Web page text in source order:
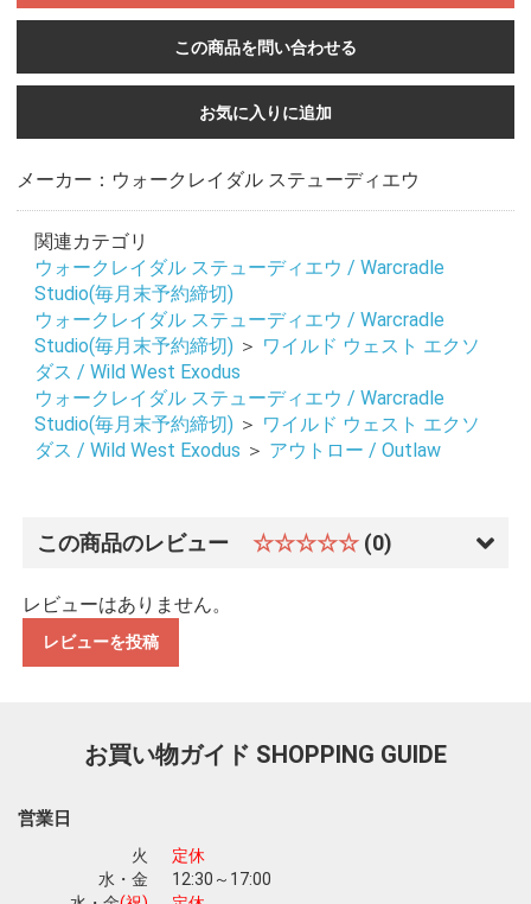
この商品を問い合わせる
お買い物を続ける
お気に入りに追加
メーカー：ウォークレイダル ステューディエウ
関連カテゴリ
ウォークレイダル ステューディエウ / Warcradle
Studio(毎月末予約締切)
ウォークレイダル ステューディエウ / Warcradle
Studio(毎月末予約締切) ＞ ワイルド ウェスト エクソ
ダス / Wild West Exodus
ウォークレイダル ステューディエウ / Warcradle
Studio(毎月末予約締切) ＞ ワイルド ウェスト エクソ
ダス / Wild West Exodus ＞ アウトロー / Outlaw
この商品のレビュー ☆☆☆☆☆ (0)
レビューはありません。
レビューを投稿
お買い物ガイド SHOPPING GUIDE
営業日
火
定休
水・金
12:30～17:00